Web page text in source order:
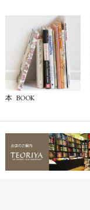
本 BOOK